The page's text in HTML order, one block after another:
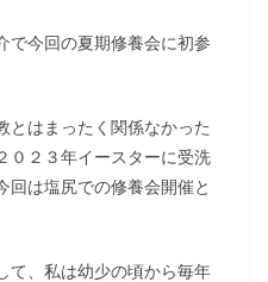
で今回の夏期修養会に初参
とはまったく関係なかった
０２３年イースターに受洗
回は塩尻での修養会開催と
て、私は幼少の頃から毎年